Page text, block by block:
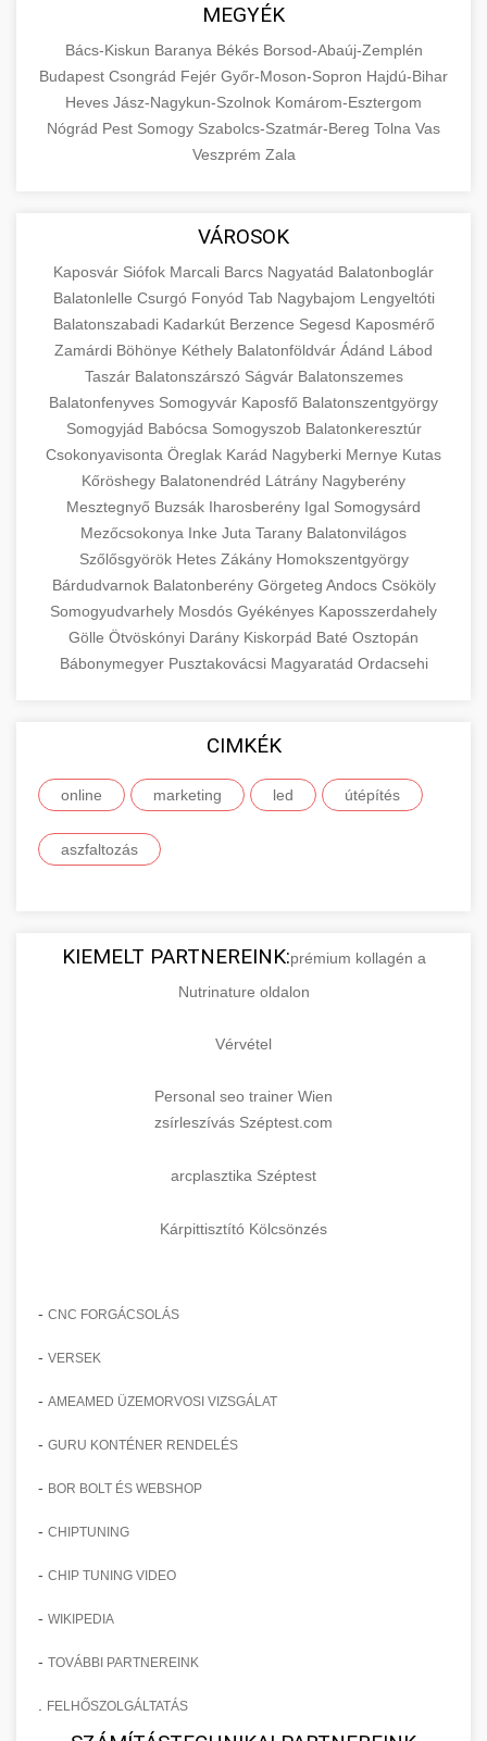
MEGYÉK
Bács-Kiskun Baranya Békés Borsod-Abaúj-Zemplén
Budapest Csongrád Fejér Győr-Moson-Sopron Hajdú-Bihar
Heves Jász-Nagykun-Szolnok Komárom-Esztergom
Nógrád Pest Somogy Szabolcs-Szatmár-Bereg Tolna Vas
Veszprém Zala
VÁROSOK
Kaposvár Siófok Marcali Barcs Nagyatád Balatonboglár
Balatonlelle Csurgó Fonyód Tab Nagybajom Lengyeltóti
Balatonszabadi Kadarkút Berzence Segesd Kaposmérő
Zamárdi Böhönye Kéthely Balatonföldvár Ádánd Lábod
Taszár Balatonszárszó Ságvár Balatonszemes
Balatonfenyves Somogyvár Kaposfő Balatonszentgyörgy
Somogyjád Babócsa Somogyszob Balatonkeresztúr
Csokonyavisonta Öreglak Karád Nagyberki Mernye Kutas
Kőröshegy Balatonendréd Látrány Nagyberény
Mesztegnyő Buzsák Iharosberény Igal Somogysárd
Mezőcsokonya Inke Juta Tarany Balatonvilágos
Szőlősgyörök Hetes Zákány Homokszentgyörgy
Bárdudvarnok Balatonberény Görgeteg Andocs Csököly
Somogyudvarhely Mosdós Gyékényes Kaposszerdahely
Gölle Ötvöskónyi Darány Kiskorpád Baté Osztopán
Bábonymegyer Pusztakovácsi Magyaratád Ordacsehi
CIMKÉK
online marketing led útépítés
aszfaltozás
KIEMELT PARTNEREINK:prémium kollagén a
Nutrinature oldalon
Vérvétel
Personal seo trainer Wien
zsírleszívás Széptest.com
arcplasztika Széptest
Kárpittisztító Kölcsönzés
- CNC FORGÁCSOLÁS
- VERSEK
- AMEAMED ÜZEMORVOSI VIZSGÁLAT
- GURU KONTÉNER RENDELÉS
- BOR BOLT ÉS WEBSHOP
- CHIPTUNING
- CHIP TUNING VIDEO
- WIKIPEDIA
- TOVÁBBI PARTNEREINK
FELHŐSZOLGÁLTATÁS